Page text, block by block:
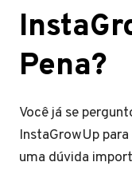
Pena?
Você já se
InstaGrowUp
uma dúvida